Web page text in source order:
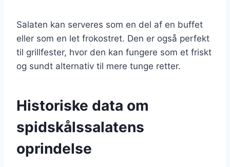
Salaten kan serveres som en del af en buffet
eller som en let frokostret. Den er også perfekt
til grillfester, hvor den kan fungere som et friskt
og sundt alternativ til mere tunge retter.
Historiske data om
spidskålssalatens
oprindelse